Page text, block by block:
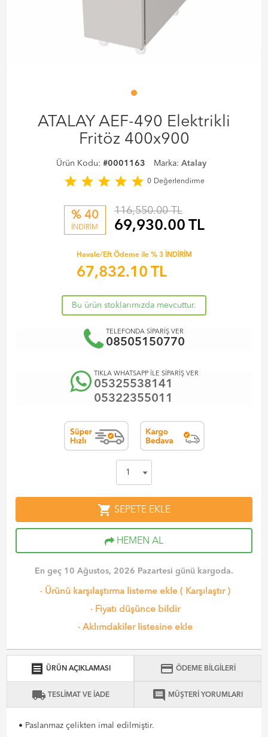
ATALAY AEF-490 Elektrikli
Fritöz 400x900
Ürün Kodu: #0001163 Marka: Atalay
star star star star star 0 Değerlendirme
% 40
İNDİRİM
116,550.00 TL
69,930.00 TL
Havale/Eft Ödeme ile % 3 İNDİRİM
67,832.10 TL
Bu ürün stoklarımızda mevcuttur.
TELEFONDA SİPARİŞ VER
08505150770
TIKLA WHATSAPP İLE SİPARİŞ VER
05325538141
05322355011
shopping_cart SEPETE EKLE
HEMEN AL
En geç 10 Ağustos, 2026 Pazartesi günü kargoda.
· Ürünü karşılaştırma listeme ekle ( Karşılaştır)
· Fiyatı düşünce bildir
· Aklımdakiler listesine ekle
receipt ÜRÜN AÇIKLAMASI credit_card ÖDEME BİLGİLERİ
local_shipping TESLİMAT VE İADE comment MÜŞTERİ YORUMLARI
• Paslanmaz çelikten imal edilmiştir.